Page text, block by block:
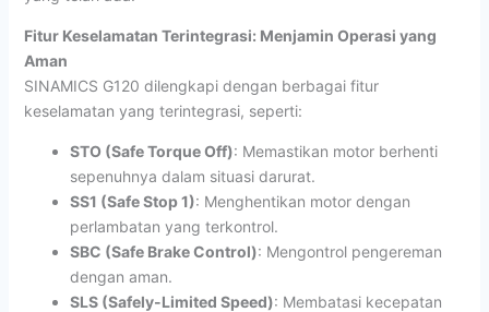
Fitur Keselamatan Terintegrasi: Menjamin Operasi yang
Aman
SINAMICS G120 dilengkapi dengan berbagai fitur
keselamatan yang terintegrasi, seperti:
STO (Safe Torque Off): Memastikan motor berhenti
sepenuhnya dalam situasi darurat.
SS1 (Safe Stop 1): Menghentikan motor dengan
perlambatan yang terkontrol.
SBC (Safe Brake Control): Mengontrol pengereman
dengan aman.
SLS (Safely-Limited Speed): Membatasi kecepatan